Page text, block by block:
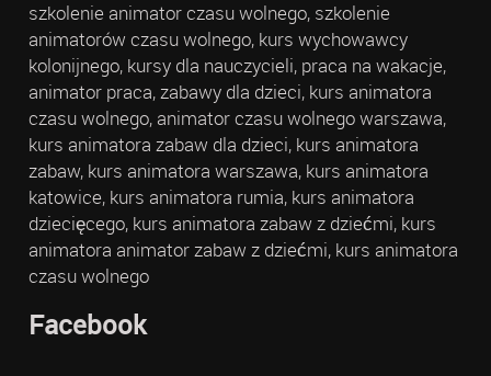
szkolenie animator czasu wolnego, szkolenie
animatorów czasu wolnego, kurs wychowawcy
kolonijnego, kursy dla nauczycieli, praca na wakacje,
animator praca, zabawy dla dzieci, kurs animatora
czasu wolnego, animator czasu wolnego warszawa,
kurs animatora zabaw dla dzieci, kurs animatora
zabaw, kurs animatora warszawa, kurs animatora
katowice, kurs animatora rumia, kurs animatora
dziecięcego, kurs animatora zabaw z dziećmi, kurs
animatora animator zabaw z dziećmi, kurs animatora
czasu wolnego
Facebook